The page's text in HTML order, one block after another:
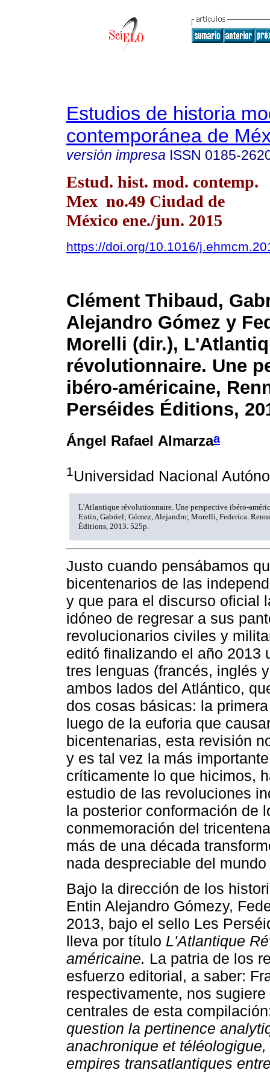
Estudios de historia
contemporánea de
versión impresa ISSN 0185-
Estud. hist. mod. contemp.
Mex no.49 Ciudad de
México ene./jun. 2015
https://doi.org/10.1016/
Clément Thibaud,
Alejandro Gómez y
Morelli (dir.),
révolutionnaire. Une
ibéro-américaine,
Perséides Éditions,
Ángel Rafael Almarzaa
1Universidad Nacional
L'Atlantique révolutionnaire. Une perspective ibéro-
Entin, Gabriel; Gómez, Alejandro; Morelli, Federica.
Éditions, 2013. 525p.
Justo cuando pensábamos
bicentenarios de las
y que para el discurso oficial
idóneo de regresar a sus
revolucionarios civiles y
editó finalizando el año 2013
tres lenguas (francés, inglés
ambos lados del Atlántico,
dos cosas básicas: la
luego de la euforia que
bicentenarias, esta revisión
y es tal vez la más
críticamente lo que hicimos,
estudio de las revoluciones
la posterior conformación de
conmemoración del
más de una década
nada despreciable del
Bajo la dirección de los
Entin Alejandro Gómezy,
2013, bajo el sello Les
lleva por título L'Atlantique
américaine. La patria de los
esfuerzo editorial, a saber:
respectivamente, nos
centrales de esta
question la pertinence
anachronique et
empires transatlantiques